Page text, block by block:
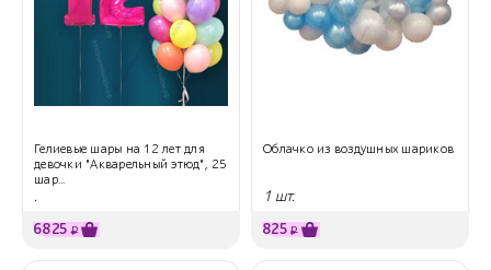
Гелиевые шары на 12 лет для
девочки "Акварельный этюд", 25
шар...
.
6825 ₽
Облачко из воздушных шариков
1 шт.
825 ₽